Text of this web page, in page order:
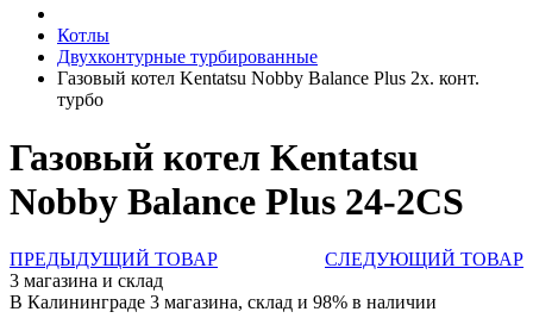
Котлы
Двухконтурные турбированные
Газовый котел Kentatsu Nobby Balance Plus 2х. конт.
турбо
Газовый котел Kentatsu
Nobby Balance Plus 24-2CS
ПРЕДЫДУЩИЙ ТОВАР
СЛЕДУЮЩИЙ ТОВАР
3 магазина и склад
В Калининграде 3 магазина, склад и 98% в наличии